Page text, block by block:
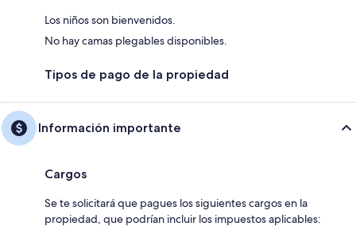
Los niños son bienvenidos.
No hay camas plegables disponibles.
Tipos de pago de la propiedad
Información importante
Cargos
Se te solicitará que pagues los siguientes cargos en la
propiedad, que podrían incluir los impuestos aplicables: